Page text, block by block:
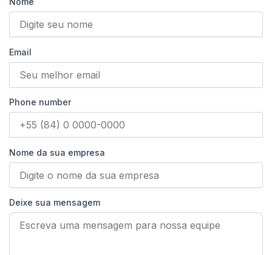
Email
Phone number
Nome da sua empresa
Deixe sua mensagem